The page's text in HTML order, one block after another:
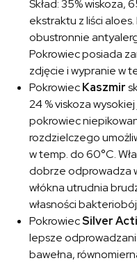
Skład: 35% wiskoza,
ekstraktu z liści
obustronnie
Pokrowiec posiada
zdjęcie i wypranie w
PokrowiecKaszmir
24 % viskoza wysokiej
pokrowiec
rozdzielczego
w temp. do 60°C.
dobrze odprowadza
włókna utrudnia
własności
PokrowiecSilver
lepsze
bawełna,